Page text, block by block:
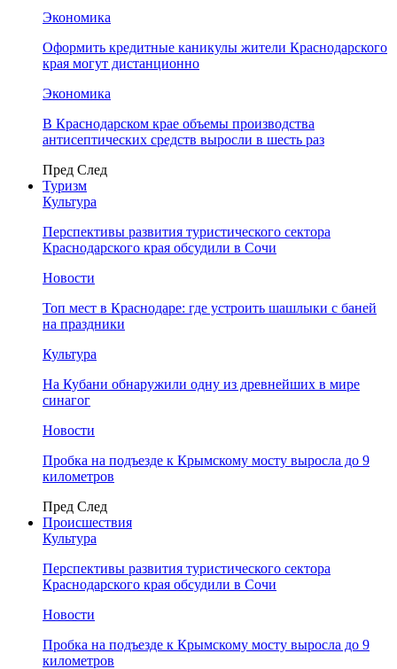
Экономика
Оформить кредитные каникулы жители Краснодарского
края могут дистанционно
Экономика
В Краснодарском крае объемы производства
антисептических средств выросли в шесть раз
Пред След
Туризм
Культура
Перспективы развития туристического сектора
Краснодарского края обсудили в Сочи
Новости
Топ мест в Краснодаре: где устроить шашлыки с баней
на праздники
Культура
На Кубани обнаружили одну из древнейших в мире
синагог
Новости
Пробка на подъезде к Крымскому мосту выросла до 9
километров
Пред След
Происшествия
Культура
Перспективы развития туристического сектора
Краснодарского края обсудили в Сочи
Новости
Пробка на подъезде к Крымскому мосту выросла до 9
километров